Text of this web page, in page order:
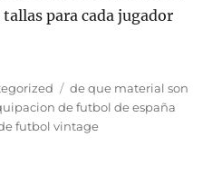
para cada jugador
Etiquetas
de que material son
de futbol de españa
futbol vintage